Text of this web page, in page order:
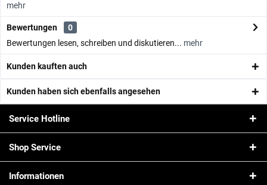
mehr
Bewertungen
0
Bewertungen lesen, schreiben und diskutieren... mehr
Kunden kauften auch
Kunden haben sich ebenfalls angesehen
Service Hotline
Shop Service
Informationen